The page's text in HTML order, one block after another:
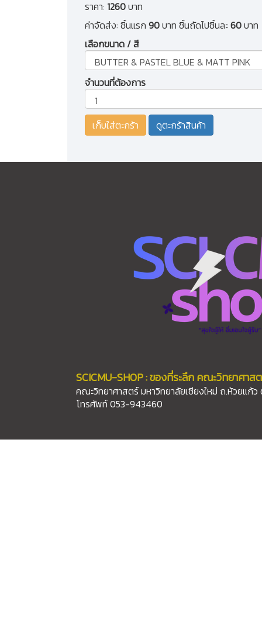
ราคา: 1260บาท
ค่าจัดส่ง: ชิ้นแรก 90บาท ชิ้นถัดไปชิ้นละ60บาท
เลือกขนาด / สี
จำนวนที่ต้องการ
ดูตะกร้าสินค้า
SCICMU-SHOP : ของที่ระลึก คณะวิทยาศาส
คณะวิทยาศาสตร์ มหาวิทยาลัยเชียงใหม่ ถ.ห้วยแก้
โทรศัพท์ 053-943460